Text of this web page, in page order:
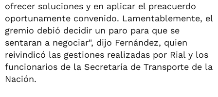
ofrecer soluciones y en aplicar el preacuerdo
oportunamente convenido. Lamentablemente, el
gremio debió decidir un paro para que se
sentaran a negociar", dijo Fernández, quien
reivindicó las gestiones realizadas por Rial y los
funcionarios de la Secretaría de Transporte de la
Nación.